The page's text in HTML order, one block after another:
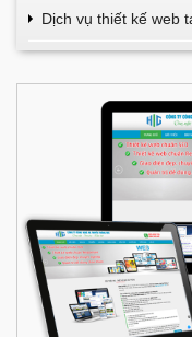
Dịch vụ thiết kế web